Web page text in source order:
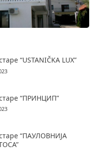
“USTANIČKA LUX”
“ПРИНЦИП”
“ПАУЛОВНИЈА